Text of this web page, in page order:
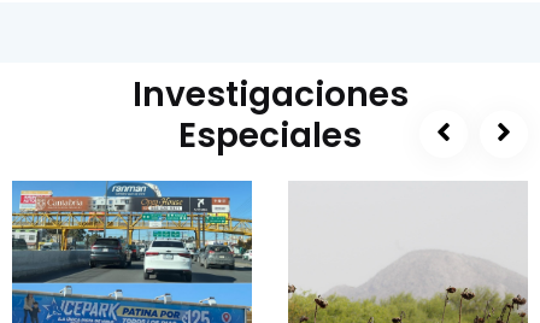
Investigaciones
Especiales